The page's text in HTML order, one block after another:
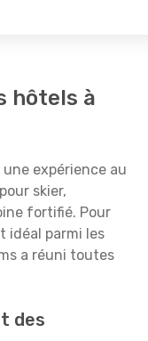
hôtels à
expérience au
skier,
fortifié. Pour
idéal parmi les
a réuni toutes
des